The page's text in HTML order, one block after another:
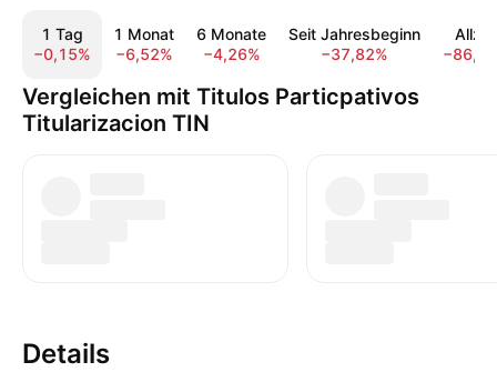
1 Tag
−0,15%
1 Monat
−6,52%
6 Monate
−4,26%
Seit Jahresbeginn
−37,82%
Vergleichen mit Titulos Particpativos
Titularizacion TIN
Details